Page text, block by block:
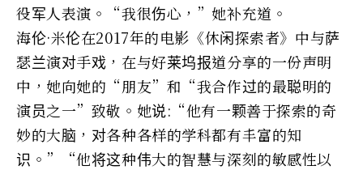
役军人表演。“我很伤心，”她补充道。
海伦·米伦在2017年的电影《休闲探索者》中与萨
瑟兰演对手戏，在与好莱坞报道分享的一份声明
中，她向她的“朋友”和“我合作过的最聪明的
演员之一”致敬。她说:“他有一颗善于探索的奇
妙的大脑，对各种各样的学科都有丰富的知
识。”“他将这种伟大的智慧与深刻的敏感性以